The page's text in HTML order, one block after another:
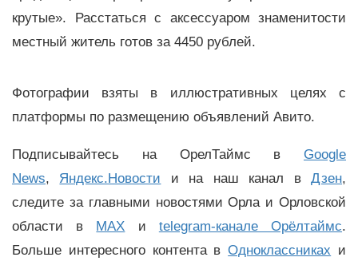
крутые». Расстаться с аксессуаром знаменитости
местный житель готов за 4450 рублей.
Фотографии взяты в иллюстративных целях с
платформы по размещению объявлений Авито.
Подписывайтесь на ОрелТаймс в Google
News, Яндекс.Новости и на наш канал вДзен,
следите за главными новостями Орла и Орловской
области в MAX и telegram-канале Орёлтаймс.
Больше интересного контента вОдноклассниках и